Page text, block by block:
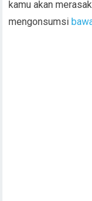
kamu akan
mengonsumsi